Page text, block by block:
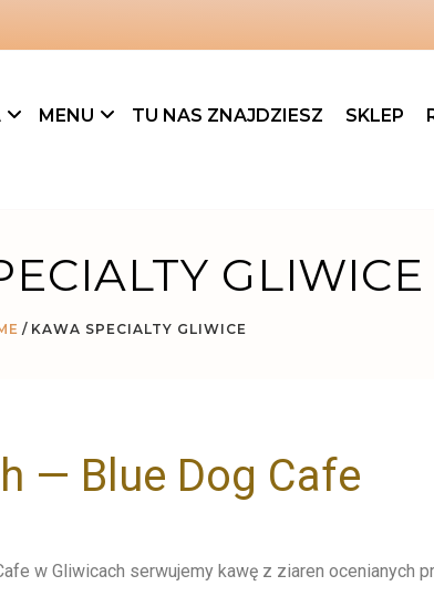
MENU TU NAS ZNAJDZIESZ SKLEP
GLIWICE
KAWA SPECIALTY GLIWICE
— Blue Dog Cafe
w Gliwicach serwujemy kawę z ziaren ocenianych